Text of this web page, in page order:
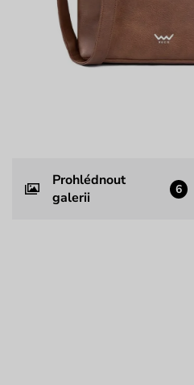
Prohlédnout
galerii
6